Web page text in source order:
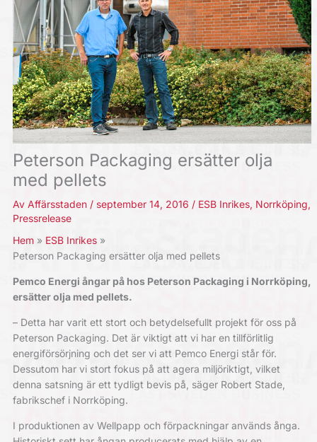
Peterson Packaging ersätter olja
med pellets
Av Affärsstaden / september 14, 2016 / ESB Inrikes, Norrköping,
Pressrelease
Hem
ESB Inrikes
Peterson Packaging ersätter olja med pellets
Pemco Energi ångar på hos Peterson Packaging i Norrköping,
ersätter olja med pellets.
– Detta har varit ett stort och betydelsefullt projekt för oss på
Peterson Packaging. Det är viktigt att vi har en tillförlitlig
energiförsörjning och det ser vi att Pemco Energi står för.
Dessutom har vi stort fokus på att agera miljöriktigt, vilket
denna satsning är ett tydligt bevis på, säger Robert Stade,
fabrikschef i Norrköping.
I produktionen av Wellpapp och förpackningar används ånga.